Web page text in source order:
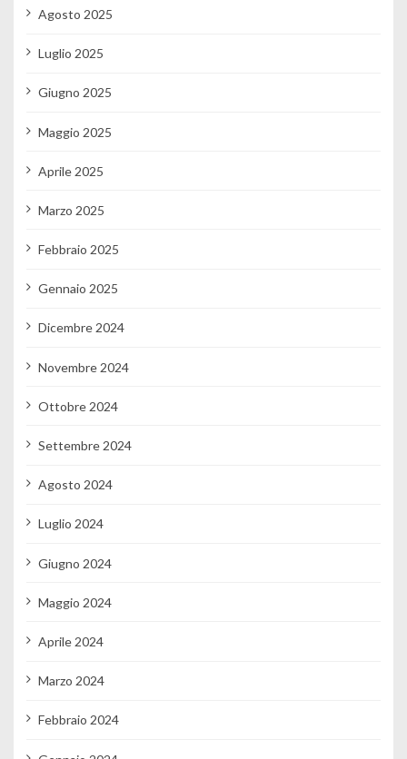
Agosto 2025
Luglio 2025
Giugno 2025
Maggio 2025
Aprile 2025
Marzo 2025
Febbraio 2025
Gennaio 2025
Dicembre 2024
Novembre 2024
Ottobre 2024
Settembre 2024
Agosto 2024
Luglio 2024
Giugno 2024
Maggio 2024
Aprile 2024
Marzo 2024
Febbraio 2024